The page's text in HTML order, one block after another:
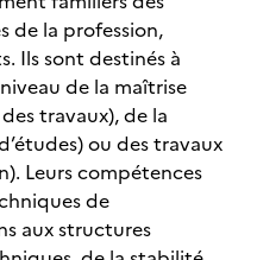
de la profession,
Ils sont destinés à
de la maîtrise
travaux), de la
ou des travaux
Leurs compétences
de
aux structures